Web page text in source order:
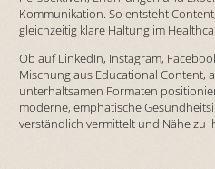
Kommunikation. So entsteht
gleichzeitig klare Haltung im
Ob auf LinkedIn, Instagram,
Mischung aus Educational Content,
unterhaltsamen Formaten
moderne, emphatische
verständlich vermittelt und Nähe zu